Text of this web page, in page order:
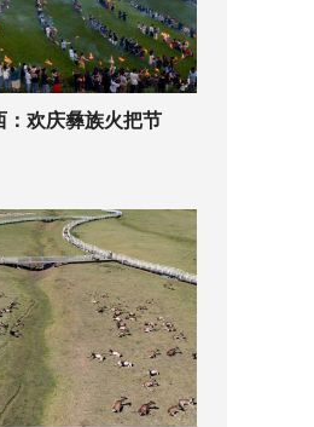
：欢庆彝族火把节